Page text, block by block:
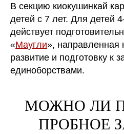
В секцию киокушинкай
детей с 7 лет. Для детей
действует
«Маугли», направленная
развитие и подготовку к
единоборствами.
МОЖНО ЛИ
ПРОБНОЕ